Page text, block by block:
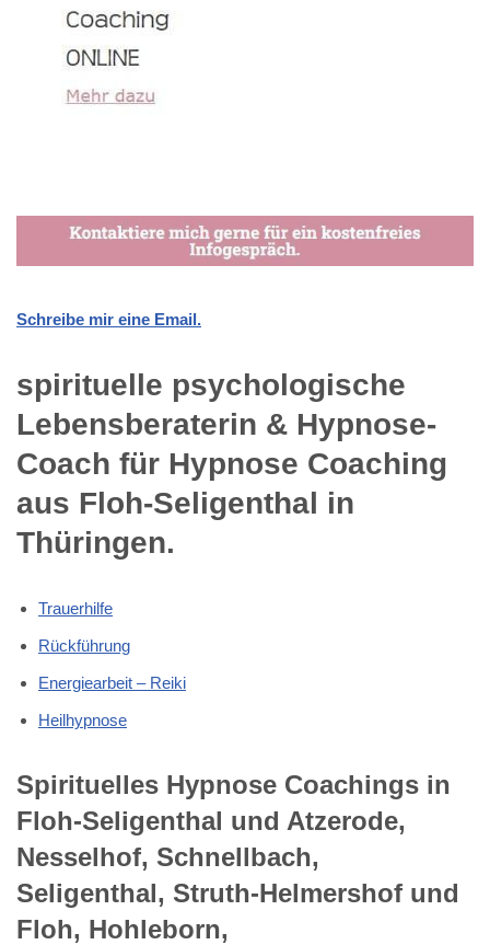
Schreibe mir eine Email.
spirituelle psychologische
Lebensberaterin & Hypnose-
Coach für Hypnose Coaching
aus Floh-Seligenthal in
Thüringen.
Trauerhilfe
Rückführung
Energiearbeit – Reiki
Heilhypnose
Spirituelles Hypnose Coachings in
Floh-Seligenthal und Atzerode,
Nesselhof, Schnellbach,
Seligenthal, Struth-Helmershof und
Floh, Hohleborn,